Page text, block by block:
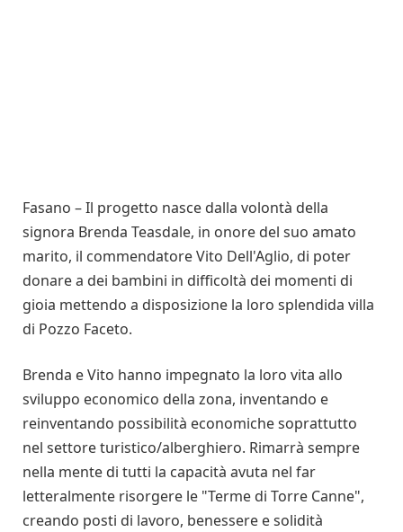
Fasano – Il progetto nasce dalla volontà della
signora Brenda Teasdale, in onore del suo amato
marito, il commendatore Vito Dell'Aglio, di poter
donare a dei bambini in difficoltà dei momenti di
gioia mettendo a disposizione la loro splendida villa
di Pozzo Faceto.
Brenda e Vito hanno impegnato la loro vita allo
sviluppo economico della zona, inventando e
reinventando possibilità economiche soprattutto
nel settore turistico/alberghiero. Rimarrà sempre
nella mente di tutti la capacità avuta nel far
letteralmente risorgere le "Terme di Torre Canne",
creando posti di lavoro, benessere e solidità